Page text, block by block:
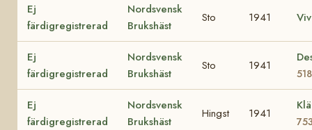
Ej
färdigregistrerad
Nordsvensk
Brukshäst
Sto 1941
Ej
färdigregistrerad
Nordsvensk
Brukshäst
Sto 1941
Ej
färdigregistrerad
Nordsvensk
Brukshäst
Hingst 1941